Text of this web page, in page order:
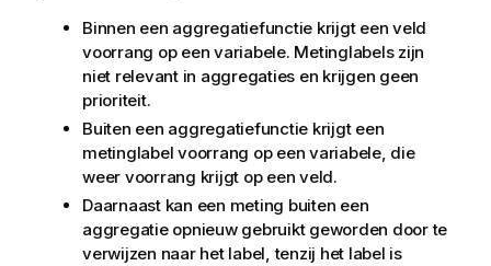
Binnen een aggregatiefunctie krijgt een veld
voorrang op een variabele. Metinglabels zijn
niet relevant in aggregaties en krijgen geen
prioriteit.
Buiten een aggregatiefunctie krijgt een
metinglabel voorrang op een variabele, die
weer voorrang krijgt op een veld.
Daarnaast kan een meting buiten een
aggregatie opnieuw gebruikt geworden door te
verwijzen naar het label, tenzij het label is